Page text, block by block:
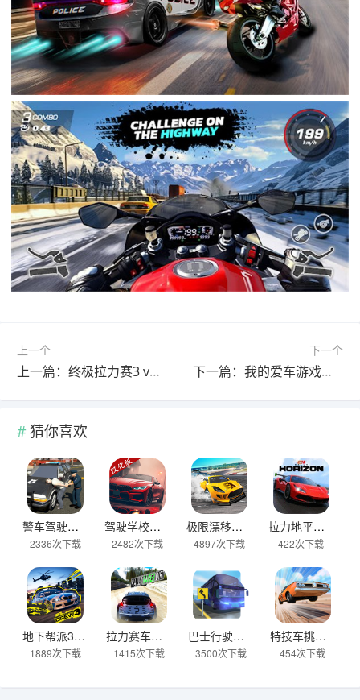
上一个
上一篇：终极拉力赛3 v1.5.2安卓版
下一个
下一篇：我的爱车游戏官方正版 v1.4.4安卓版
猜你喜欢
警车驾驶模拟器官方正版 v2.6安卓版
2336次下载
驾驶学校模拟汉化版(Driving School sim) v13.4安卓版
2482次下载
极限漂移与氮气赛车手游 v0.0.45安卓版
4897次下载
拉力地平线汉化版 v2.5.10安卓版
422次下载
地下帮派3 v2.2安卓版
1889次下载
拉力赛车越野官方版 v2.6.7安卓版
1415次下载
巴士行驶模拟器官方版 v5.06.0安卓版
3500次下载
特技车挑战赛3官方版(StuntCar3) v4.07安卓版
454次下载